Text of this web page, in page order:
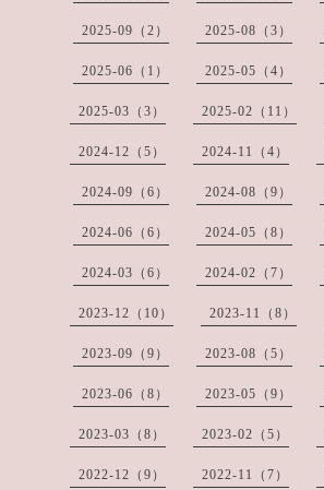
2025-09（2） 2025-08（3）
2025-06（1） 2025-05（4）
2025-03（3） 2025-02（11）
2024-12（5） 2024-11（4）
2024-09（6） 2024-08（9）
2024-06（6） 2024-05（8）
2024-03（6） 2024-02（7）
2023-12（10） 2023-11（8）
2023-09（9） 2023-08（5）
2023-06（8） 2023-05（9）
2023-03（8） 2023-02（5）
2022-12（9） 2022-11（7）